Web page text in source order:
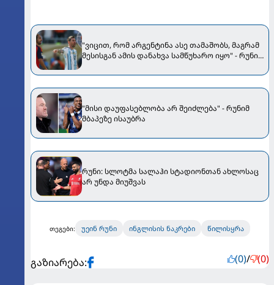
"ვიცით, რომ არგენტინა ასე თამაშობს, მაგრამ
მესისგან ამის დანახვა სამწუხარო იყო" - რუნიმ
"მისი დაუფასებლობა არ შეიძლება" - რუნიმ
მბაპეზე ისაუბრა
რუნი: სლოტმა სალაჰი სტადიონთან ახლოსაც
არ უნდა მიუშვას
თეგები: უეინ რუნი ინგლისის ნაკრები წილისყრა
გაზიარება: (0)/ (0)